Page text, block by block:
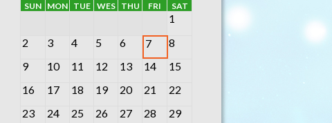
SUN MON TUE WES THU FRI SAT
1
2
3 4 5 6 7
8
9
10 11 12 13 14
15
16
17 18 19 20 21
22
23
24 25 26 27 28 29